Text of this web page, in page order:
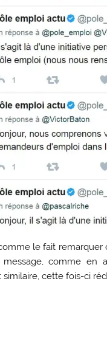
le fait remarquer
comme en
similaire, cette fois-ci